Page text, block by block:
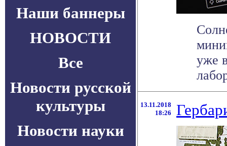
Наши баннеры
НОВОСТИ
Все
Новости русской
культуры
Новости науки
уже
13.11.2018
18:26